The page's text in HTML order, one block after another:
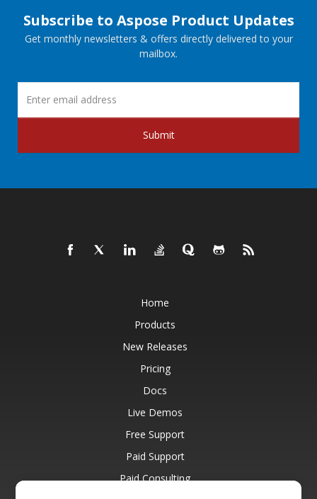
Subscribe to Aspose Product Updates
Get monthly newsletters & offers directly delivered to your
mailbox.
Submit
Home
Products
New Releases
Pricing
Docs
Live Demos
Free Support
Paid Support
Paid Consulting